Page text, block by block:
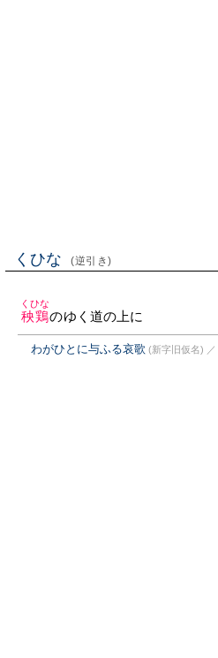
くひな (逆引き)
秧鶏
くひな
のゆく道の上に
わがひとに与ふる哀歌 (新字旧仮名) ／